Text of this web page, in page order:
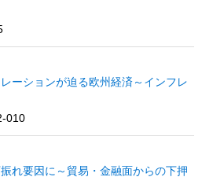
ーションが迫る欧州経済～インフレ
010
れ要因に～貿易・金融面からの下押